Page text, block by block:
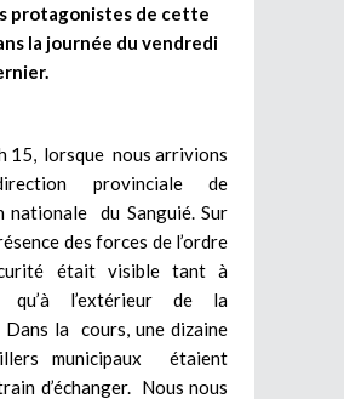
protagonistes de cette
la journée du vendredi
15, lorsque nous arrivions
provinciale de
nationale du Sanguié. Sur
des forces de l’ordre
était visible tant à
qu’à l’extérieur de la
la cours, une dizaine
municipaux étaient
d’échanger. Nous nous